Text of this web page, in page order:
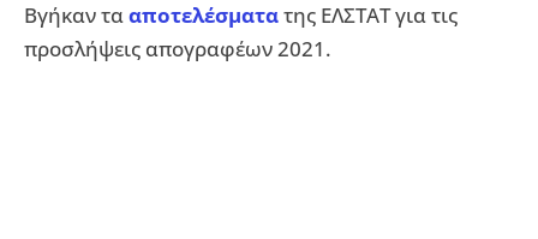
Βγήκαν τααποτελέσματατης ΕΛΣΤΑΤ για τις
προσλήψεις απογραφέων 2021.